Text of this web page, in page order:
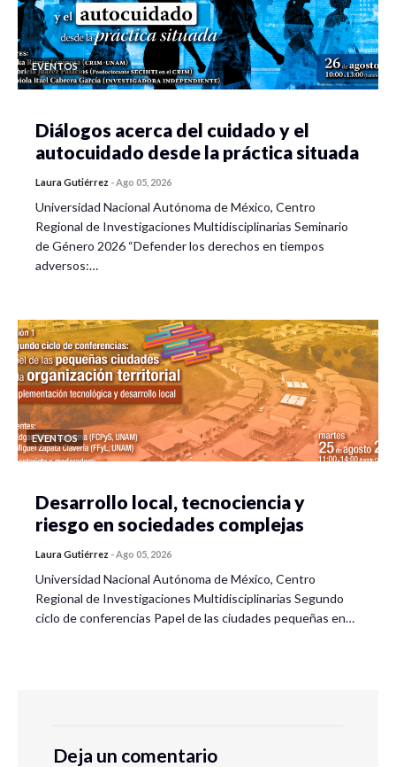
EVENTOS
Diálogos acerca del cuidado y el
autocuidado desde la práctica situada
Laura Gutiérrez -Ago 05, 2026
Universidad Nacional Autónoma de México, Centro
Regional de Investigaciones Multidisciplinarias Seminario
de Género 2026 “Defender los derechos en tiempos
adversos:…
EVENTOS
Desarrollo local, tecnociencia y
riesgo en sociedades complejas
Laura Gutiérrez -Ago 05, 2026
Universidad Nacional Autónoma de México, Centro
Regional de Investigaciones Multidisciplinarias Segundo
ciclo de conferencias Papel de las ciudades pequeñas en…
Deja un comentario